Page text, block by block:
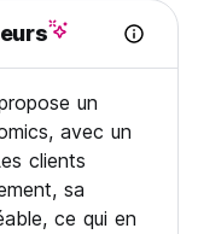
un
avec un
clients
sa
ce qui en